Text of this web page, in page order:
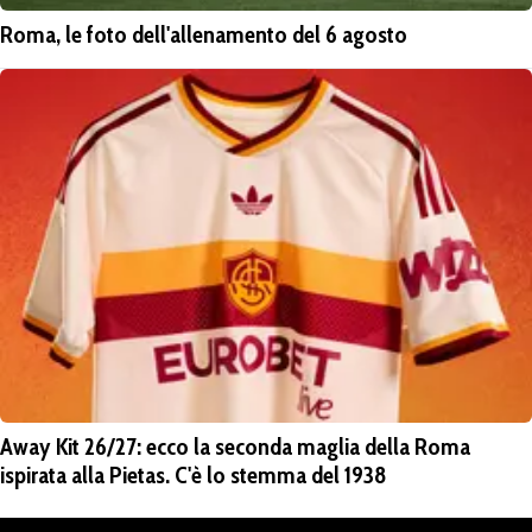
Roma, le foto dell'allenamento del 6 agosto
Away Kit 26/27: ecco la seconda maglia della Roma
ispirata alla Pietas. C'è lo stemma del 1938